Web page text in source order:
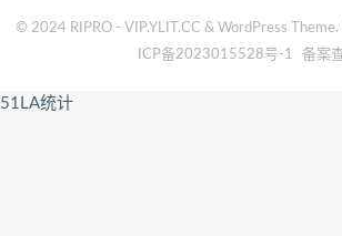
© 2024 RIPRO - VIP.YLIT.CC & WordPress
ICP备2023015528号-1
备案
51LA统计